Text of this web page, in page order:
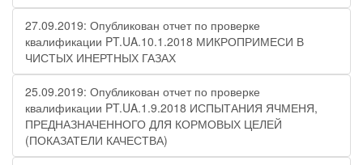
27.09.2019: Опубликован отчет по проверке
квалификации PT.UA.10.1.2018 МИКРОПРИМЕСИ В
ЧИСТЫХ ИНЕРТНЫХ ГАЗАХ
25.09.2019: Опубликован отчет по проверке
квалификации PT.UA.1.9.2018 ИСПЫТАНИЯ ЯЧМЕНЯ,
ПРЕДНАЗНАЧЕННОГО ДЛЯ КОРМОВЫХ ЦЕЛЕЙ
(ПОКАЗАТЕЛИ КАЧЕСТВА)